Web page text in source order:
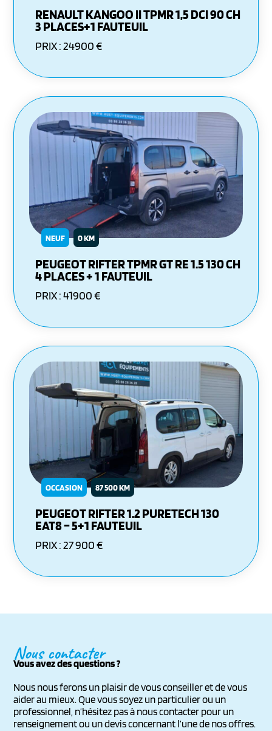
RENAULT KANGOO II TPMR 1,5 DCI 90 CH
3 PLACES+1 FAUTEUIL
PRIX : 24900 €
NEUF 0 KM
PEUGEOT RIFTER TPMR GT RE 1.5 130 CH
4 PLACES + 1 FAUTEUIL
PRIX : 41900 €
OCCASION 87 500 KM
PEUGEOT RIFTER 1.2 PURETECH 130
EAT8 – 5+1 FAUTEUIL
PRIX : 27 900 €
Nous contacter
Vous avez des questions ?
Nous nous ferons un plaisir de vous conseiller et de vous
aider au mieux. Que vous soyez un particulier ou un
professionnel, n’hésitez pas à nous contacter pour un
renseignement ou un devis concernant l’une de nos offres.